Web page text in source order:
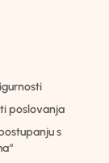
poslovanja
s